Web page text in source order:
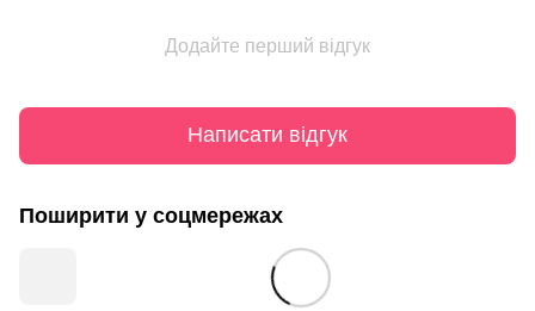
Додайте перший відгук
Написати відгук
Поширити у соцмережах